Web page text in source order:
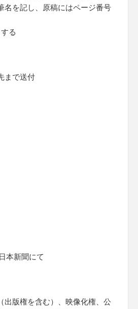
名を記し、原稿にはページ番号
る
まで送付
本新聞にて
出版権を含む）、映像化権、公